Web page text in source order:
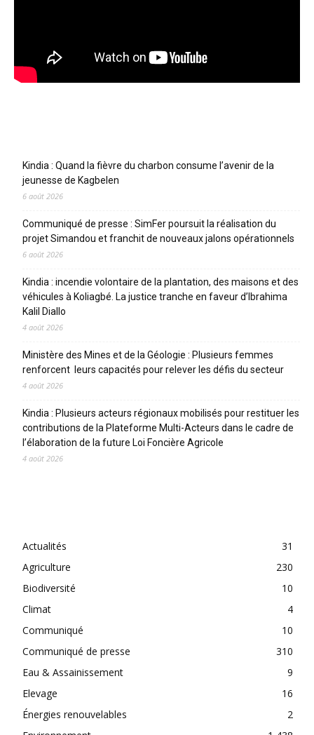
Kindia : Quand la fièvre du charbon consume l’avenir de la
jeunesse de Kagbelen
6 août 2026
Communiqué de presse : SimFer poursuit la réalisation du
projet Simandou et franchit de nouveaux jalons opérationnels
6 août 2026
Kindia : incendie volontaire de la plantation, des maisons et des
véhicules à Koliagbé. La justice tranche en faveur d’Ibrahima
Kalil Diallo
4 août 2026
Ministère des Mines et de la Géologie : Plusieurs femmes
renforcent leurs capacités pour relever les défis du secteur
4 août 2026
Kindia : Plusieurs acteurs régionaux mobilisés pour restituer les
contributions de la Plateforme Multi-Acteurs dans le cadre de
l’élaboration de la future Loi Foncière Agricole
4 août 2026
Actualités
31
Agriculture
230
Biodiversité
10
Climat
4
Communiqué
10
Communiqué de presse
310
Eau & Assainissement
9
Elevage
16
Énergies renouvelables
2